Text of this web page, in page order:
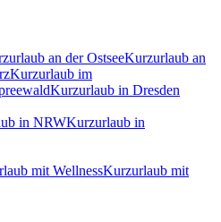
an der OstseeKurzurlaub an
Kurzurlaub im
Kurzurlaub in Dresden
in NRWKurzurlaub in
mit WellnessKurzurlaub mit